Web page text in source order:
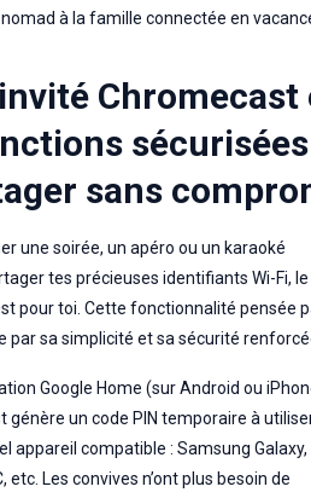
à la famille connectée en
Chromecast
sécurisées
sans
une soirée, un apéro ou un karaoké
tes précieuses identifiants Wi-Fi,
pour toi. Cette fonctionnalité pensée
par sa simplicité et sa sécurité
Google Home (sur Android ou
génère un code PIN temporaire à
appareil compatible : Samsung
etc. Les convives n’ont plus besoin de